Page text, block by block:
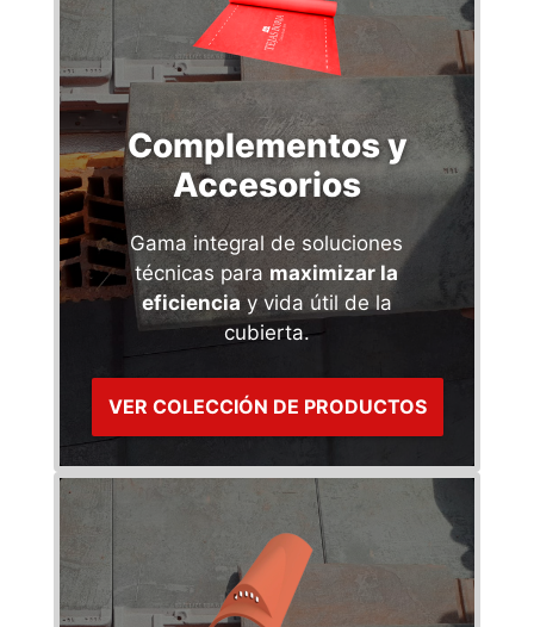
Complementos y
Accesorios
Gama integral de soluciones
técnicas para maximizar la
eficienciay vida útil de la
cubierta.
VER COLECCIÓN DE PRODUCTOS